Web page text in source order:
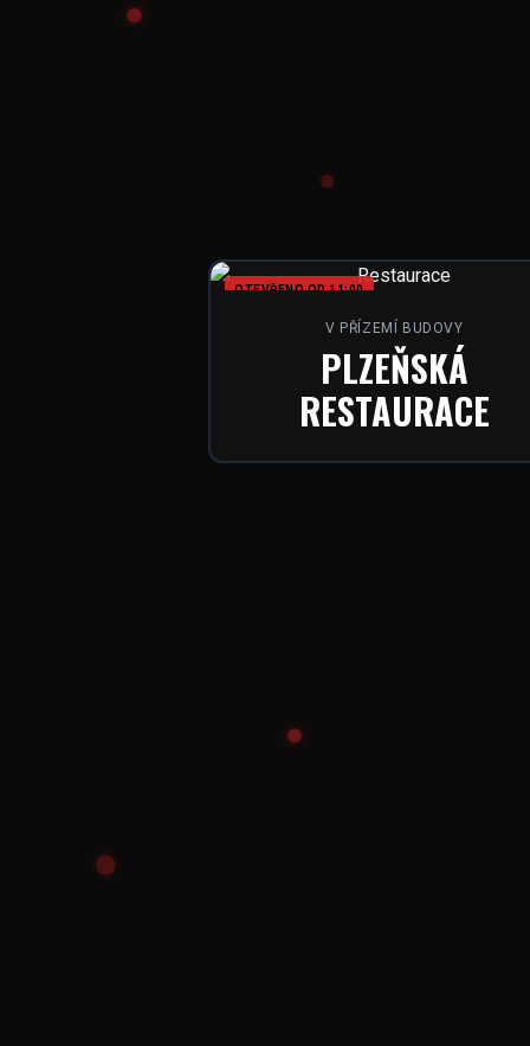
OTEVŘENO OD 11:00
V PŘÍZEMÍ BUDOVY
PLZEŇSKÁ
RESTAURACE